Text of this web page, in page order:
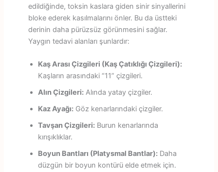
edildiğinde, toksin kaslara giden sinir sinyallerini
bloke ederek kasılmalarını önler. Bu da üstteki
derinin daha pürüzsüz görünmesini sağlar.
Yaygın tedavi alanları şunlardır:
Kaş Arası Çizgileri (Kaş Çatıklığı Çizgileri):
Kaşların arasındaki “11” çizgileri.
Alın Çizgileri:Alında yatay çizgiler.
Kaz Ayağı:Göz kenarlarındaki çizgiler.
Tavşan Çizgileri:Burun kenarlarında
kırışıklıklar.
Boyun Bantları (Platysmal Bantlar):Daha
düzgün bir boyun kontürü elde etmek için.